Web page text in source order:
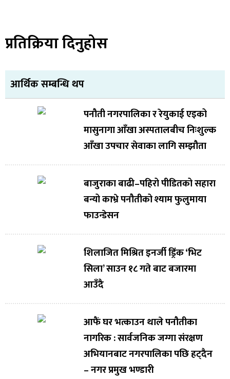
प्रतिक्रिया दिनुहोस
आर्थिक सम्बन्धि थप
पनौती नगरपालिका र रेयुकाई एइको
मासुनागा आँखा अस्पतालबीच निःशुल्क
आँखा उपचार सेवाका लागि सम्झौता
बाजुराका बाढी–पहिरो पीडितको सहारा
बन्यो काभ्रे पनौतीको श्याम फुलुमाया
फाउन्डेसन
शिलाजित मिश्रित इनर्जी ड्रिंक ‘भिट
सिला’ साउन १८ गते बाट बजारमा
आउँदै
आफैं घर भत्काउन थाले पनौतीका
नागरिक : सार्वजनिक जग्गा संरक्षण
अभियानबाट नगरपालिका पछि हट्दैन
– नगर प्रमुख भण्डारी